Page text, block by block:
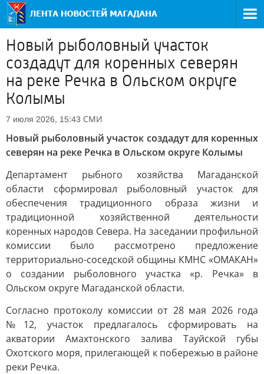
Новый рыболовный участок
создадут для коренных северян
на реке Речка в Ольском округе
Колымы
7 июля 2026, 15:43 СМИ
Новый рыболовный участок создадут для коренных
северян на реке Речка в Ольском округе Колымы
Департамент рыбного хозяйства Магаданской
области сформировал рыболовный участок для
обеспечения традиционного образа жизни и
традиционной хозяйственной деятельности
коренных народов Севера. На заседании профильной
комиссии было рассмотрено предложение
территориально-соседской общины КМНС «ОМАКАН»
о создании рыболовного участка «р. Речка» в
Ольском округе Магаданской области.
Согласно протоколу комиссии от 28 мая 2026 года
№12, участок предлагалось сформировать на
акватории Амахтонского залива Тауйской губы
Охотского моря, прилегающей к побережью в районе
реки Речка.